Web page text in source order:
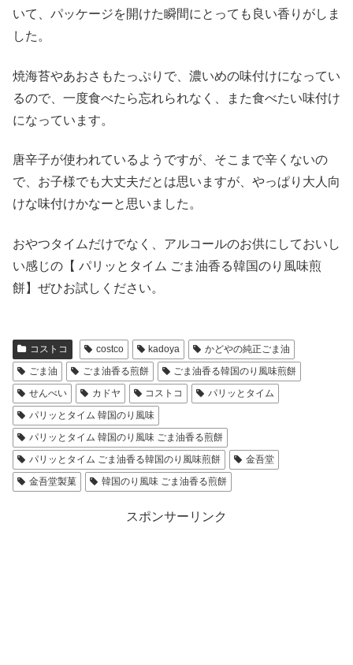
いて、パッケージを開けた瞬間にとっても良い香りがしま
した。
焼海苔やあおさもたっぷりで、濃いめの味付けになってい
るので、一度食べたら忘れられなく、また食べたい味付け
になっています。
唐辛子が使われているようですが、そこまで辛くないの
で、お子様でも大丈夫だとは思いますが、やっぱり大人向
けな味付けかなーと思いました。
おやつタイムだけでなく、アルコールのお供にしておいし
い感じの【 パリッとタイム ごま油香る韓国のり風味煎
餅】ぜひお試しください。
コストコ costco kadoya
かどやの純正ごま油
ごま油
ごま油香る煎餅
ごま油香る韓国のり風味煎餅
せんべい
カドヤ コストコ
パリッとタイム
パリッとタイム 韓国のり風味
パリッとタイム 韓国のり風味 ごま油香る煎餅
パリッとタイム ごま油香る韓国のり風味煎餅
金吾堂
金吾堂製菓
韓国のり風味 ごま油香る煎餅
スポンサーリンク